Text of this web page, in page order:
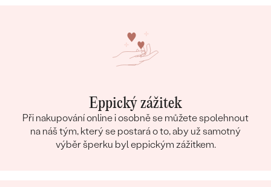
Eppický zážitek
Při nakupování online i osobně se můžete spolehnout
na náš tým, který se postará o to, aby už samotný
výběr šperku byl eppickým zážitkem.